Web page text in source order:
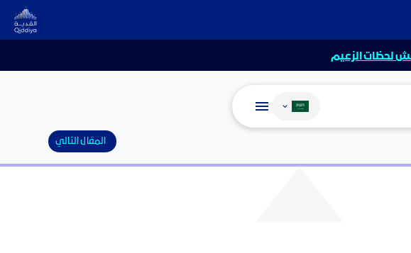
لحظات الزعيم
تغيير اللغة
المقال التالي